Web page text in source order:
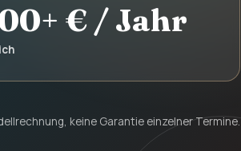
€ / Jahr
keine Garantie einzelner Termine.